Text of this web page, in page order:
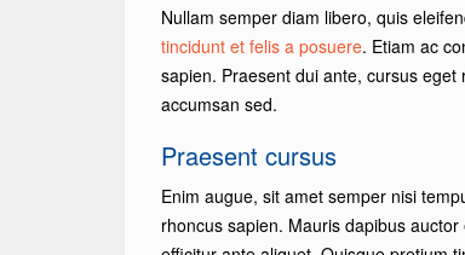
Nullam semper diam libero, quis
tincidunt et felis a posuere. Etiam ac
sapien. Praesent dui ante, cursus
accumsan sed.
Praesent cursus
Enim augue, sit amet semper nisi
rhoncus sapien. Mauris dapibus